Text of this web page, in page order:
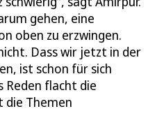
gehen, eine
oben zu erzwingen.
Dass wir jetzt in der
ist schon für sich
Reden flacht die
die Themen